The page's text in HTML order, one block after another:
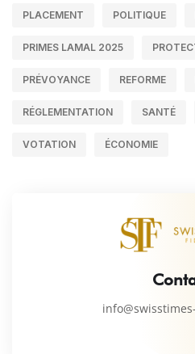
PLACEMENT POLITIQUE
PRIMES LAMAL 2025
PRÉVOYANCE REFORME
RÉGLEMENTATION SANTÉ
VOTATION ÉCONOMIE